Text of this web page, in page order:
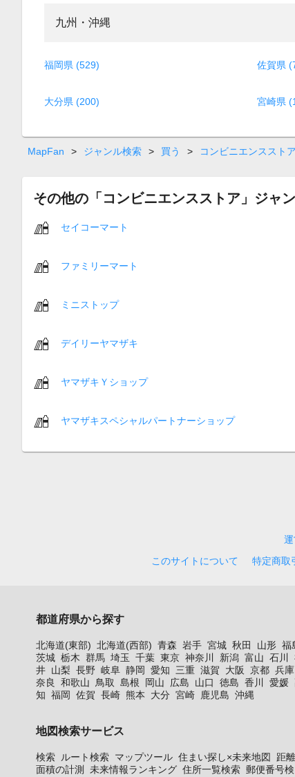
九州・沖縄
福岡県 (529) 佐賀県
大分県 (200) 宮崎県
MapFan > ジャンル検索 > 買う > コンビニエンスストア
その他の「コンビニエンスストア」ジャ
セイコーマート
ファミリーマート
ミニストップ
デイリーヤマザキ
ヤマザキＹショップ
ヤマザキスペシャルパートナーショップ
このサイトについて
特定商取
都道府県から探す
北海道(東部) 北海道(西部) 青森 岩手 宮城 秋田 山形 福
茨城 栃木 群馬 埼玉 千葉 東京 神奈川 新潟 富山 石川
井 山梨 長野 岐阜 静岡 愛知 三重 滋賀 大阪 京都 兵庫
奈良
和歌山 鳥取 島根 岡山 広島 山口 徳島 香川 愛媛
知 福岡 佐賀 長崎 熊本 大分 宮崎 鹿児島 沖縄
地図検索サービス
検索 ルート検索 マップツール 住まい探し×未来地図
距
面積の計測
未来情報ランキング 住所一覧検索 郵便番号検